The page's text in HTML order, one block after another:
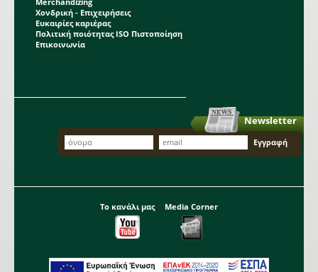
Χονδρική - Επιχειρήσεις
Ευκαιρίες καριέρας
Πολιτική ποιότητας ISO Πιστοποίηση
Επικοινωνία
Newsletter
Το κανάλι μας Media Corner